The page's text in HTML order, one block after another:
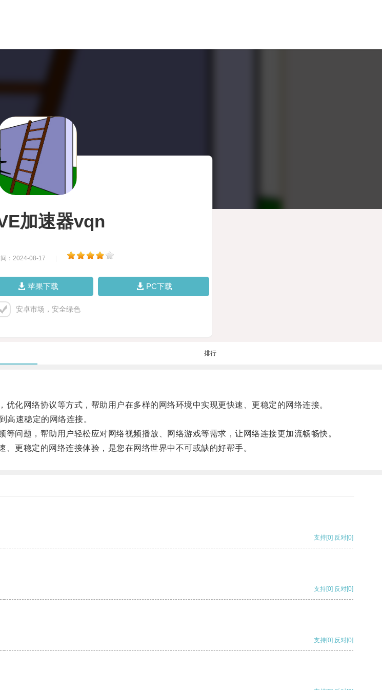
加速器vqn
：2024-08-17
苹果下载 PC下载
安卓市场，安全绿色
排行
网络协议等方式，帮助用户在多样的网络环境中实现更快速、更稳定的网络连接。
速稳定的网络连接。
题，帮助用户轻松应对网络视频播放、网络游戏等需求，让网络连接更加流畅畅快。
稳定的网络连接体验，是您在网络世界中不可或缺的好帮手。
支持[0] 反对[0]
支持[0] 反对[0]
支持[0] 反对[0]